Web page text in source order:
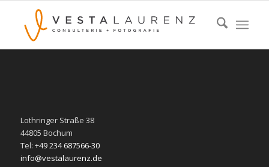
Lothringer Straße 38
44805 Bochum
Tel: +49 234 687566-30
info@vestalaurenz.de